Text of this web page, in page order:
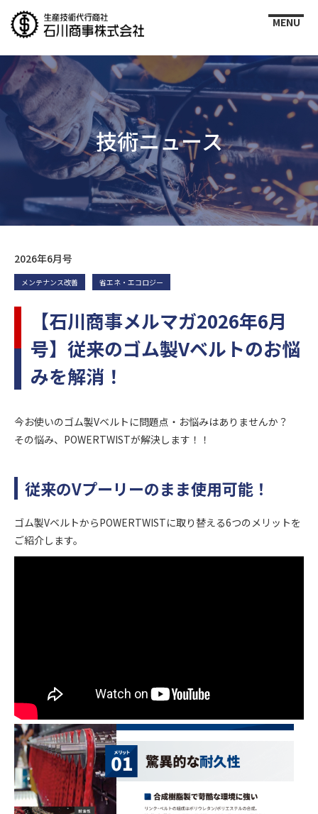
技術ニュース
2026年6月号
メンテナンス改善 省エネ・エコロジー
【石川商事メルマガ2026年6月
号】従来のゴム製Vベルトのお悩
みを解消！
今お使いのゴム製Vベルトに問題点・お悩みはありませんか？
その悩み、POWERTWISTが解決します！！
従来のVプーリーのまま使用可能！
ゴム製VベルトからPOWERTWISTに取り替える6つのメリットを
ご紹介します。